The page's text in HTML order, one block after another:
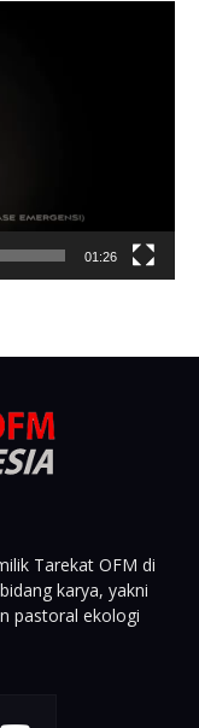
01:26
Tarekat OFM di
karya, yakni
pastoral ekologi